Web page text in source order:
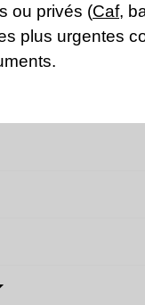
ou privés (Caf,
plus urgentes